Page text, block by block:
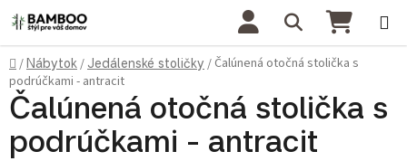
Prejsť na obsah Hľadať
Domov
/Nábytok / Jedálenské stoličky / Čalúnená otočná stolička s
podrúčkami - antracit
Čalúnená otočná stolička s
podrúčkami - antracit